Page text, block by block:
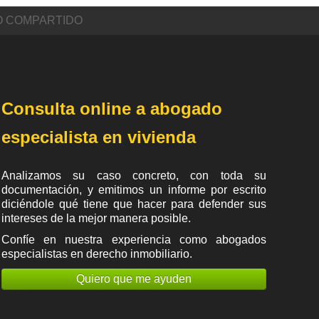
COMPARTIDO
Consulta online a abogado
especialista en vivienda
Analizamos su caso concreto, con toda su
documentación, y emitimos un informe por escrito
diciéndole qué tiene que hacer para defender sus
intereses de la mejor manera posible.
Confíe en nuestra experiencia como abogados
especialistas en derecho inmobiliario.
Quiero que me ayuden